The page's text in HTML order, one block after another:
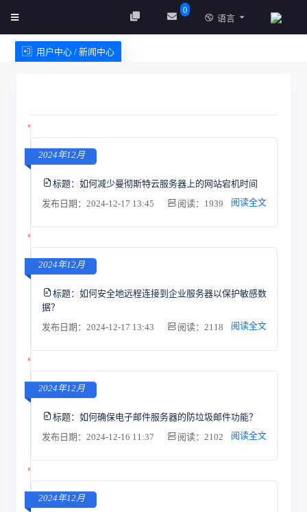
0
语言
用户中心 / 新闻中心
2024年12月
标题： 如何减少曼彻斯特云服务器上的网站宕机时间
发布日期：2024-12-17 13:45
阅读：1939 阅读全文
2024年12月
标题： 如何安全地远程连接到企业服务器以保护敏感数
据？
发布日期：2024-12-17 13:43
阅读：2118 阅读全文
2024年12月
标题： 如何确保电子邮件服务器的防垃圾邮件功能？
发布日期：2024-12-16 11:37
阅读：2102 阅读全文
2024年12月